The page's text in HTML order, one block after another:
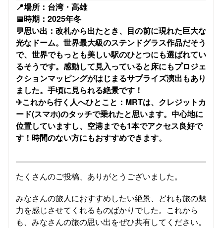
📍場所：台湾・高雄
📅時期：2025年冬
💬思い出：改札から出たとき、目の前に現れた巨大な
光なドーム。世界最大級のステンドグラス作品だそう
で、世界でもっとも美しい駅のひとつにも選ばれてい
るそうです。感動して見入っていると床にもプロジェ
クションマッピングがはじまるサプライズ演出もあり
ました。手頃に見られる絶景です！
✈これから行く人へひとこと：MRTは、クレジットカ
ード(スマホ)のタッチで乗れたと思います。中心地に
位置していますし、空港までも1本でアクセス良好で
す！時間のない方にもおすすめできます。
たくさんのご投稿、ありがとうございました。
みなさんの旅人におすすめしたい絶景、どれも旅の魅
力を感じさせてくれるものばかりでした。これから
も、みなさんの旅の思い出をぜひ共有してください。